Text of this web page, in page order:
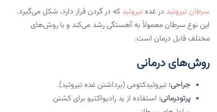
سرطان تیروئید در غده تیروئید که در گردن قرار دارد، شکل می‌گیرد.
این نوع سرطان معمولاً به آهستگی رشد می‌کند و با روش‌های
مختلف قابل درمان است.
روش‌های درمانی
جراحی: تیروئیدکتومی (برداشتن غده تیروئید).
پرتودرمانی: استفاده از ید رادیواکتیو برای کشتن